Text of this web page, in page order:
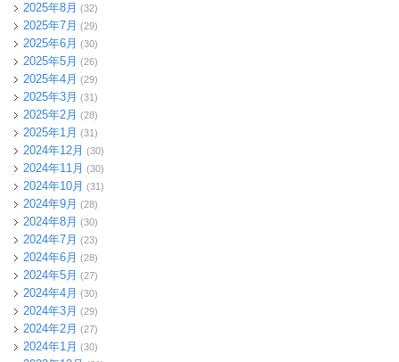
2025年8月 (32)
2025年7月 (29)
2025年6月 (30)
2025年5月 (26)
2025年4月 (29)
2025年3月 (31)
2025年2月 (28)
2025年1月 (31)
2024年12月 (30)
2024年11月 (30)
2024年10月 (31)
2024年9月 (28)
2024年8月 (30)
2024年7月 (23)
2024年6月 (28)
2024年5月 (27)
2024年4月 (30)
2024年3月 (29)
2024年2月 (27)
2024年1月 (30)